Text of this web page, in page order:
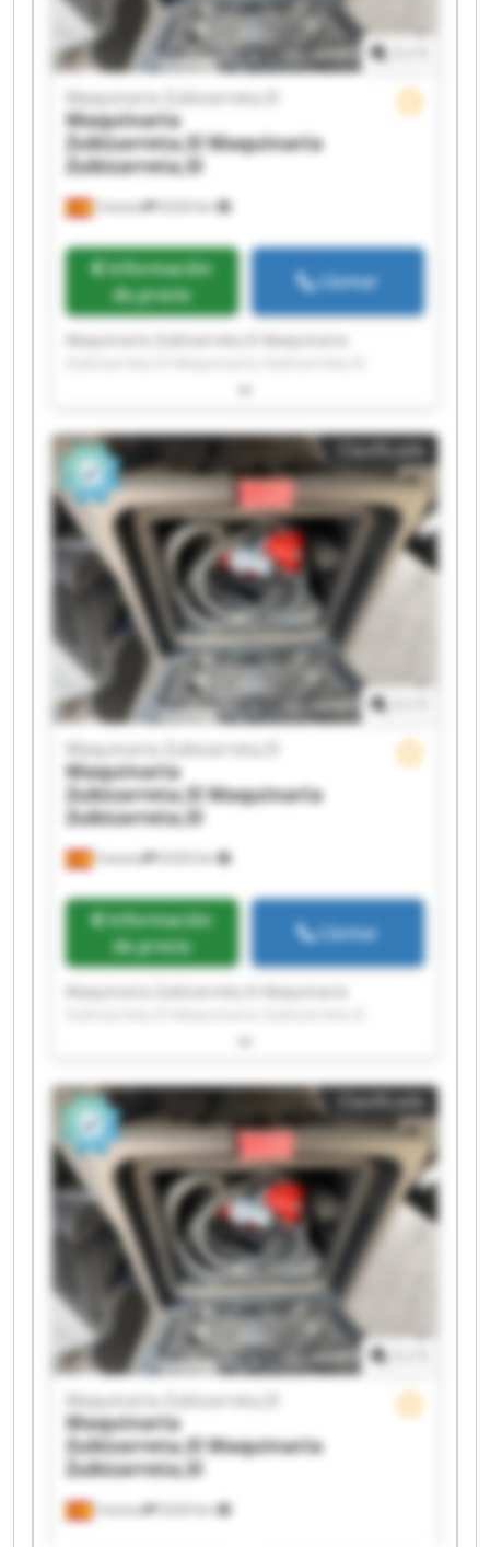
Cestona 9,024 km
Maquinaria Zubizarreta,Sl
Maquinaria
Zubizarreta,SlMaquinaria
Zubizarreta,Sl
Información
de precio
Llamar
Maquinaria Zubizarreta,Sl Maquinaria
Maquinaria Zubizarreta,Sl Maquinaria
Zubizarreta,Sl Maquinaria Zubizarreta,Sl
Maquinaria Zubizarreta,Sl Maquinaria
Zubizarreta,Sl Maquinaria Zubizarreta,Sl
Maquinaria Zubizarreta,Sl Maquinaria
Zubizarreta,Sl Maquinaria Zubizarreta,Sl
Maquinaria Zubizarreta,Sl Maquinaria
Zubizarreta,Sl Maquinaria Zubizarreta,Sl
Maquinaria Zubizarreta,Sl Maquinaria
Zubizarreta,Sl
Cestona 9,024 km
Maquinaria Zubizarreta,Sl
Maquinaria
Zubizarreta,SlMaquinaria
Zubizarreta,Sl
Información
de precio
Llamar
Maquinaria Zubizarreta,Sl Maquinaria
Maquinaria Zubizarreta,Sl Maquinaria
Zubizarreta,Sl Maquinaria Zubizarreta,Sl
Maquinaria Zubizarreta,Sl Maquinaria
Zubizarreta,Sl Maquinaria Zubizarreta,Sl
Maquinaria Zubizarreta,Sl Maquinaria
Zubizarreta,Sl Maquinaria Zubizarreta,Sl
Maquinaria Zubizarreta,Sl Maquinaria
Zubizarreta,Sl Maquinaria Zubizarreta,Sl
Maquinaria Zubizarreta,Sl Maquinaria
Zubizarreta,Sl
Cestona 9,024 km
Maquinaria Zubizarreta,Sl
Maquinaria
Zubizarreta,SlMaquinaria
Zubizarreta,Sl